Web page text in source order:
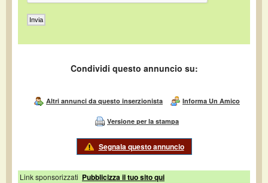
Condividi questo annuncio su:
Altri annunci da questo inserzionista Informa Un Amico
Versione per la stampa
Segnala questo annuncio
Link sponsorizzati Pubblicizza il tuo sito qui